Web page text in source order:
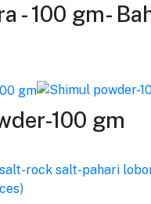
- 100 gm-
100 gm